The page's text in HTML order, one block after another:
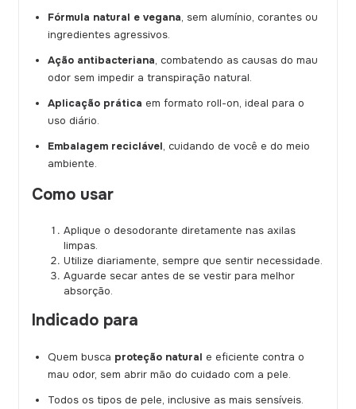
Fórmula natural e vegana, sem alumínio, corantes ou
ingredientes agressivos.
Ação antibacteriana, combatendo as causas do mau
odor sem impedir a transpiração natural.
Aplicação prática em formato roll-on, ideal para o
uso diário.
Embalagem reciclável, cuidando de você e do meio
ambiente.
Como usar
Aplique o desodorante diretamente nas axilas
limpas.
Utilize diariamente, sempre que sentir necessidade.
Aguarde secar antes de se vestir para melhor
absorção.
Indicado para
Quem busca proteção natural e eficiente contra o
mau odor, sem abrir mão do cuidado com a pele.
Todos os tipos de pele, inclusive as mais sensíveis.